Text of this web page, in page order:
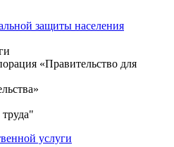
защиты населения
«Правительство для
услуги